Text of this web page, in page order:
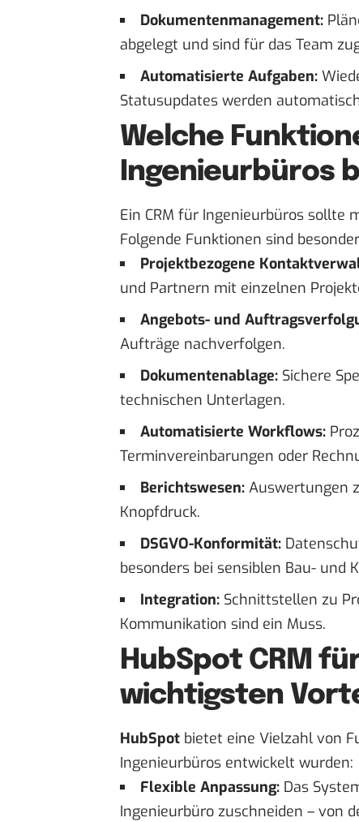
Dokumentenmanagement:
abgelegt und sind für das Team
Automatisierte Aufgaben:
Statusupdates werden
Welche
Ingenieurbüros
Ein CRM für Ingenieurbüros sollte
Folgende Funktionen sind
Projektbezogene
und Partnern mit einzelnen
Angebots- und
Aufträge nachverfolgen.
Dokumentenablage: Sichere
technischen Unterlagen.
Automatisierte Workflows:
Terminvereinbarungen oder
Berichtswesen: Auswertungen
Knopfdruck.
DSGVO-Konformität:
besonders bei sensiblen Bau- und
Integration: Schnittstellen zu
Kommunikation sind ein Muss.
HubSpot CRM
wichtigsten
HubSpot bietet eine Vielzahl von
Ingenieurbüros entwickelt wurden:
Flexible Anpassung: Das
Ingenieurbüro zuschneiden – von